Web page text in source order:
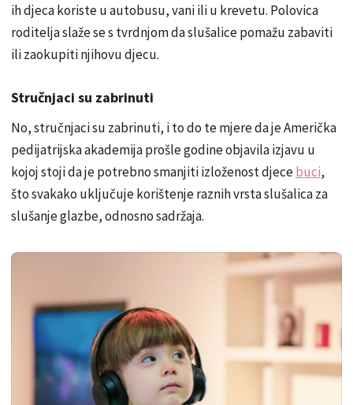
ih djeca koriste u autobusu, vani ili u krevetu. Polovica
roditelja slaže se s tvrdnjom da slušalice pomažu zabaviti
ili zaokupiti njihovu djecu.
Stručnjaci su zabrinuti
No, stručnjaci su zabrinuti, i to do te mjere da je Američka
pedijatrijska akademija prošle godine objavila izjavu u
kojoj stoji da je potrebno smanjiti izloženost djecebuci,
što svakako uključuje korištenje raznih vrsta slušalica za
slušanje glazbe, odnosno sadržaja.